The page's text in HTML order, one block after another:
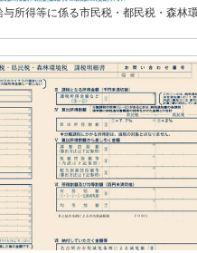
所得等に係る市民税・都民税・森林